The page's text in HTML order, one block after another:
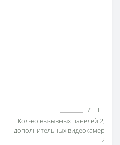
7" TFT
Кол-во вызывных панелей 2;
дополнительных видеокамер
2